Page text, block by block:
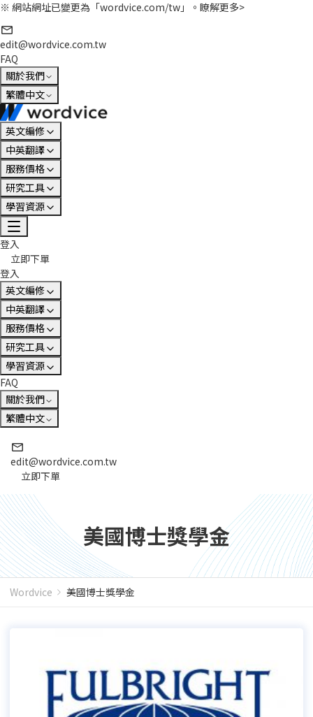
※ 網站網址已變更為「wordvice.com/tw」。 瞭解更多>
edit@wordvice.com.tw
FAQ
關於我們
繁體中文
英文編修
中英翻譯
服務價格
研究工具
學習資源
登入
立即下單
登入
英文編修
中英翻譯
服務價格
研究工具
學習資源
FAQ
關於我們
繁體中文
edit@wordvice.com.tw
立即下單
美國博士獎學金
Wordvice 美國博士獎學金